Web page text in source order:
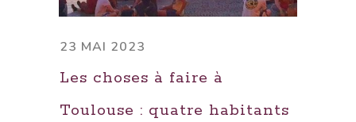
23 MAI 2023
Les choses à faire à
Toulouse : quatre habitants